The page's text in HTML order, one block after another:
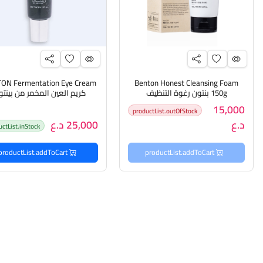
Benton Honest Cleansing Foam
150g بنتون رغوة التنظيف
15,000
د.ع
productList.outOfStock
productList.addToCart
Fermentation Eye Cream
كريم العين المخمر من
25,000 د.ع
productList.addToCart